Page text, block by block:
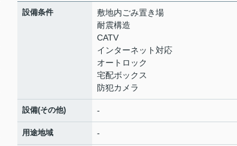
設備条件
敷地内ごみ置き場
耐震構造
CATV
インターネット対応
オートロック
宅配ボックス
防犯カメラ
設備(その他) -
用途地域 -